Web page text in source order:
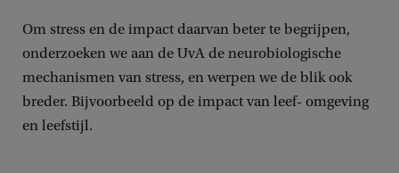
Om stress en de impact daarvan beter te begrijpen,
onderzoeken we aan de UvA de neurobiologische
mechanismen van stress, en werpen we de blik ook
breder. Bijvoorbeeld op de impact van leef- omgeving
en leefstijl.